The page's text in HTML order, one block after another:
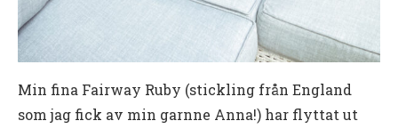
Min fina Fairway Ruby (stickling från England
som jag fick av min garnne Anna!) har flyttat ut